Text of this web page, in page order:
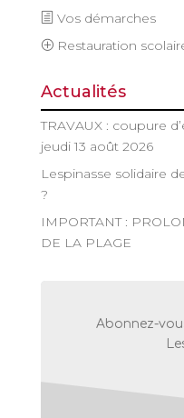
Vos démarches
Restauration
Actualités
TRAVAUX : coupure
jeudi 13 août 2026
Lespinasse solidaire
?
IMPORTANT :
DE LA PLAGE
Abonnez-